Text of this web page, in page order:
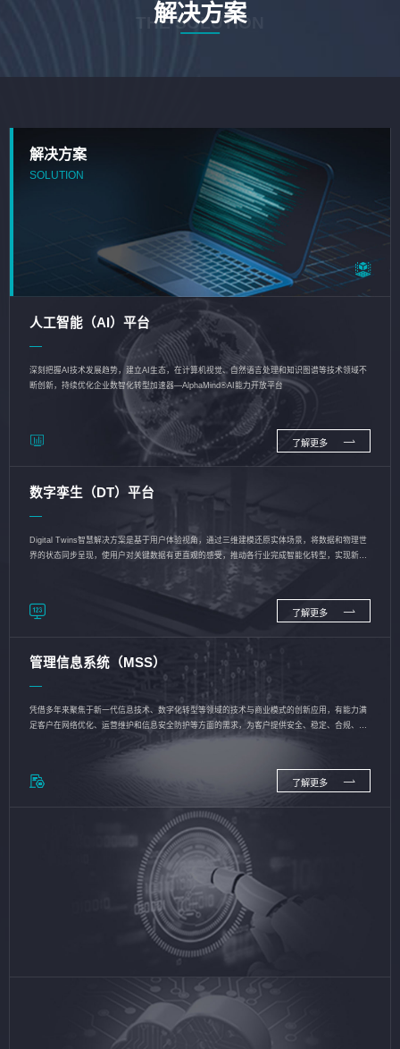
解决方案
THE SOLUTION
解决方案
SOLUTION
人工智能（AI）平台
深刻把握AI技术发展趋势，建立AI生态，在计算机视觉、自然语言处理和知识图谱等技术领域不
断创新，持续优化企业数智化转型加速器—AlphaMind®AI能力开放平台
了解更多
数字孪生（DT）平台
Digital Twins智慧解决方案是基于用户体验视角，通过三维建模还原实体场景，将数据和物理世
界的状态同步呈现，使用户对关键数据有更直观的感受，推动各行业完成智能化转型，实现新旧
了解更多
管理信息系统（MSS）
凭借多年来聚焦于新一代信息技术、数字化转型等领域的技术与商业模式的创新应用，有能力满
足客户在网络优化、运营维护和信息安全防护等方面的需求，为客户提供安全、稳定、合规、持
了解更多